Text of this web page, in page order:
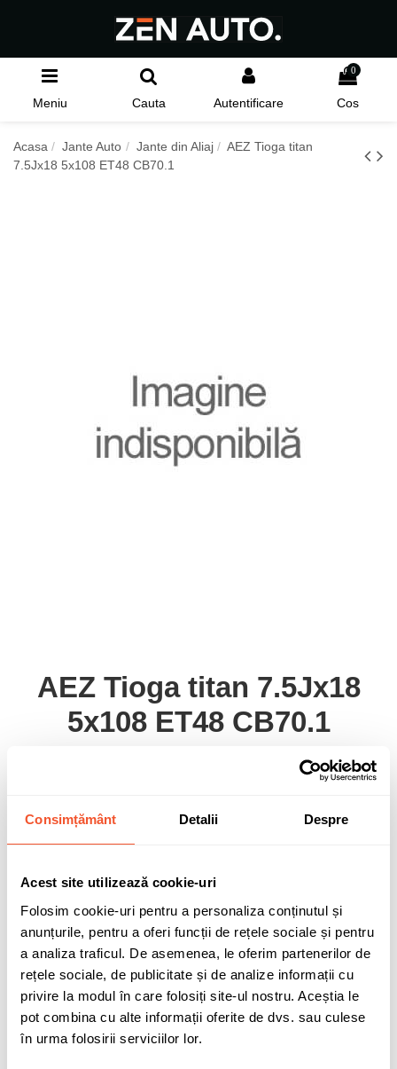
Consimțământ Detalii Despre
Acest site utilizează cookie-uri
Folosim cookie-uri pentru a personaliza conținutul și
anunțurile, pentru a oferi funcții de rețele sociale și pentru
a analiza traficul. De asemenea, le oferim partenerilor de
rețele sociale, de publicitate și de analize informații cu
privire la modul în care folosiți site-ul nostru. Aceștia le
pot combina cu alte informații oferite de dvs. sau culese
în urma folosirii serviciilor lor.
Meniu Cauta Autentificare
0
Cos
Acasa Jante Auto Jante din Aliaj
AEZ Tioga titan
7.5Jx18 5x108 ET48 CB70.1
AEZ Tioga titan 7.5Jx18
5x108 ET48 CB70.1
ATOFHGP48
1.215,25 lei